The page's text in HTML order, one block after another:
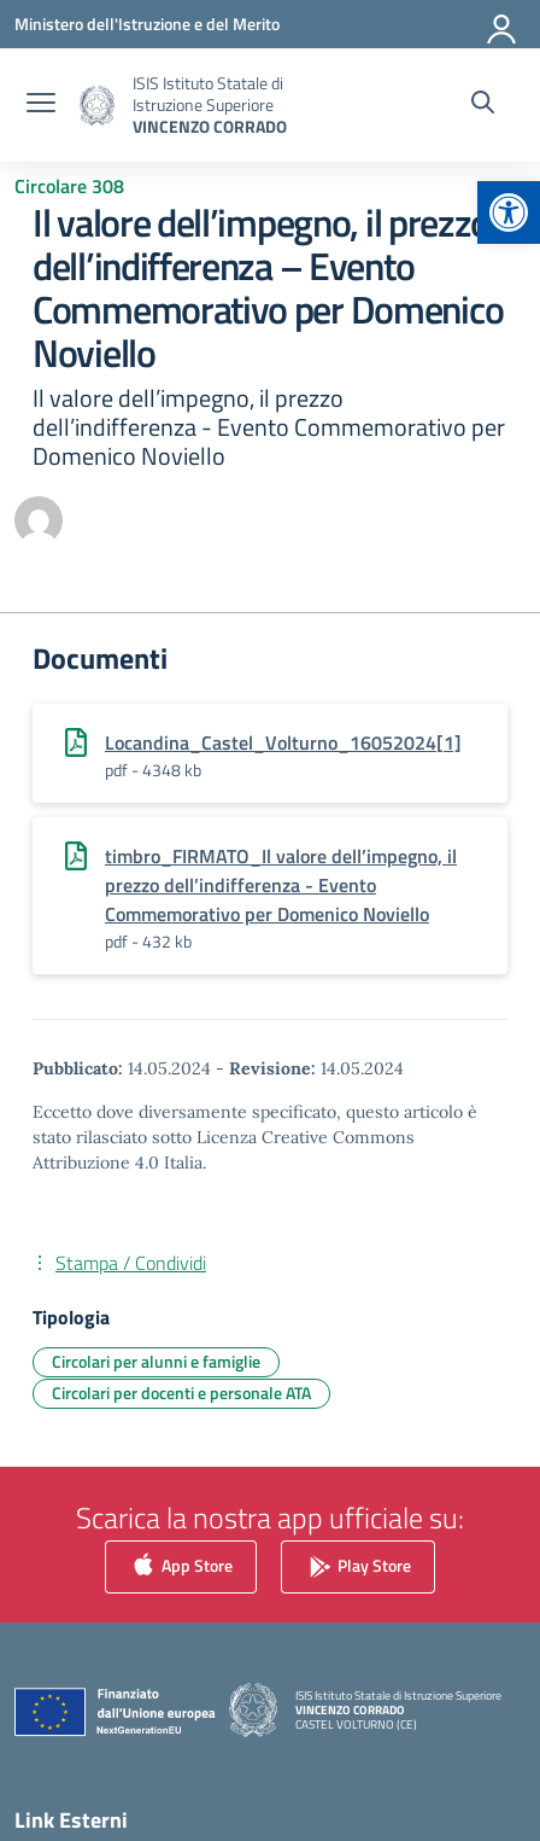
Vai ai contenuti
Vai al menu di navigazione
Vai al footer
Ministero dell'Istruzione e del Merito
ISIS Istituto Statale di
Istruzione Superiore
VINCENZO CORRADO
Circolare 308
Il valore dell’impegno, il prezzo
dell’indifferenza – Evento
Commemorativo per Domenico
Noviello
Il valore dell’impegno, il prezzo
dell’indifferenza - Evento Commemorativo per
Domenico Noviello
Documenti
Locandina_Castel_Volturno_16052024[1]
pdf - 4348 kb
timbro_FIRMATO_Il valore dell’impegno, il
prezzo dell’indifferenza - Evento
Commemorativo per Domenico Noviello
pdf - 432 kb
Pubblicato: 14.05.2024 - Revisione: 14.05.2024
Eccetto dove diversamente specificato, questo articolo è
stato rilasciato sotto Licenza Creative Commons
Attribuzione 4.0 Italia.
Stampa / Condividi
Tipologia
Circolari per alunni e famiglie
Circolari per docenti e personale ATA
Scarica la nostra app ufficiale su:
App Store Play Store
ISIS Istituto Statale di Istruzione Superiore
VINCENZO CORRADO
CASTEL VOLTURNO (CE)
Link Esterni